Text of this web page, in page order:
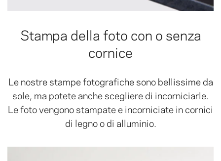
Stampa della foto con o senza
cornice
Le nostre stampe fotografiche sono bellissime da
sole, ma potete anche scegliere di incorniciarle.
Le foto vengono stampate e incorniciate in cornici
di legno o di alluminio.